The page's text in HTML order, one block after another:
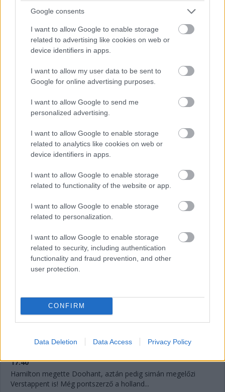
Google consents
I want to allow Google to enable storage
related to advertising like cookies on web or
device identifiers in apps.
I want to allow my user data to be sent to
Google for online advertising purposes.
I want to allow Google to send me
personalized advertising.
I want to allow Google to enable storage
related to analytics like cookies on web or
device identifiers in apps.
I want to allow Google to enable storage
related to functionality of the website or app.
I want to allow Google to enable storage
related to personalization.
I want to allow Google to enable storage
related to security, including authentication
functionality and fraud prevention, and other
user protection.
CONFIRM
Data Deletion Data Access Privacy Policy
Leclerc megtámadta Norrist a célegyenes végén, de annyira
mélyet fékezett, hogy onnan nem lehetett befejezni az
Antonelli utolsó figyelmeztetést kap a pályahatárok miatt (a
Egy pillanatnyi állás 23 kör után:
17:41
Verstappent már Doohan is támadja! Micsoda élmény ez a
17:40
Hamilton megette Doohant, aztán pedig simán megelőzi
Verstappent is! Még pontszerző a holland...